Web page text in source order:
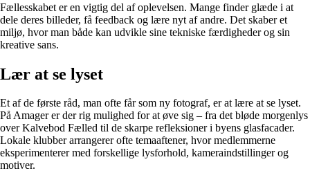
Fællesskabet er en vigtig del af oplevelsen. Mange finder glæde i at
dele deres billeder, få feedback og lære nyt af andre. Det skaber et
miljø, hvor man både kan udvikle sine tekniske færdigheder og sin
kreative sans.
Lær at se lyset
Et af de første råd, man ofte får som ny fotograf, er at lære at se lyset.
På Amager er der rig mulighed for at øve sig – fra det bløde morgenlys
over Kalvebod Fælled til de skarpe refleksioner i byens glasfacader.
Lokale klubber arrangerer ofte temaaftener, hvor medlemmerne
eksperimenterer med forskellige lysforhold, kameraindstillinger og
motiver.